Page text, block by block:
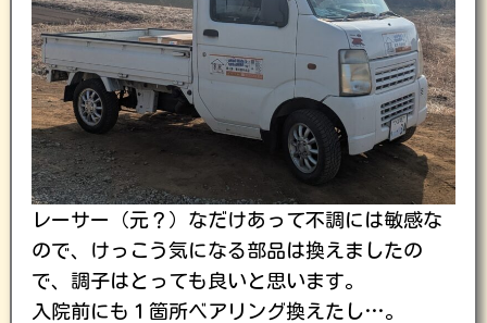
レーサー（元？）なだけあって不調には敏感な
ので、けっこう気になる部品は換えましたの
で、調子はとっても良いと思います。
入院前にも１箇所ベアリング換えたし…。